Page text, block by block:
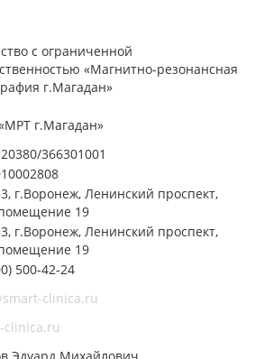
с ограниченной
«Магнитно-резонансная
г.Магадан»
г.Магадан»
366301001
г.Воронеж, Ленинский проспект,
19
г.Воронеж, Ленинский проспект,
19
500-42-24
clinica.ru
clinica.ru